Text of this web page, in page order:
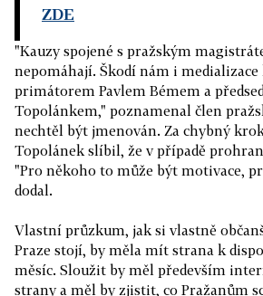
ZDE
"Kauzy spojené s pražským
nepomáhají. Škodí nám i
primátorem Pavlem Bémem a
Topolánkem," poznamenal člen
nechtěl být jmenován. Za chybný
Topolánek slíbil, že v případě
"Pro někoho to může být motivace,
dodal.
Vlastní průzkum, jak si vlastně
Praze stojí, by měla mít strana k
měsíc. Sloužit by měl především
strany a měl by zjistit, co Pražanům